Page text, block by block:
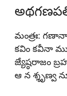
మంత్రః:
కవిం కవీనా
జ్యేష్ఠరాజం
ఆ న శ్శృణ్వ